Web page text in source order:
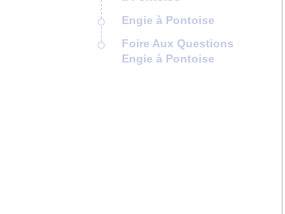
Engie à Pontoise
Foire Aux Questions
Engie à Pontoise